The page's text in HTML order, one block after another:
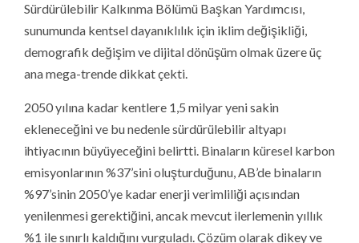
Sürdürülebilir Kalkınma Bölümü Başkan Yardımcısı,
sunumunda kentsel dayanıklılık için iklim değişikliği,
demografik değişim ve dijital dönüşüm olmak üzere üç
ana mega-trende dikkat çekti.
2050 yılına kadar kentlere 1,5 milyar yeni sakin
ekleneceğini ve bu nedenle sürdürülebilir altyapı
ihtiyacının büyüyeceğini belirtti. Binaların küresel karbon
emisyonlarının %37’sini oluşturduğunu, AB’de binaların
%97’sinin 2050’ye kadar enerji verimliliği açısından
yenilenmesi gerektiğini, ancak mevcut ilerlemenin yıllık
%1 ile sınırlı kaldığını vurguladı. Çözüm olarak dikey ve